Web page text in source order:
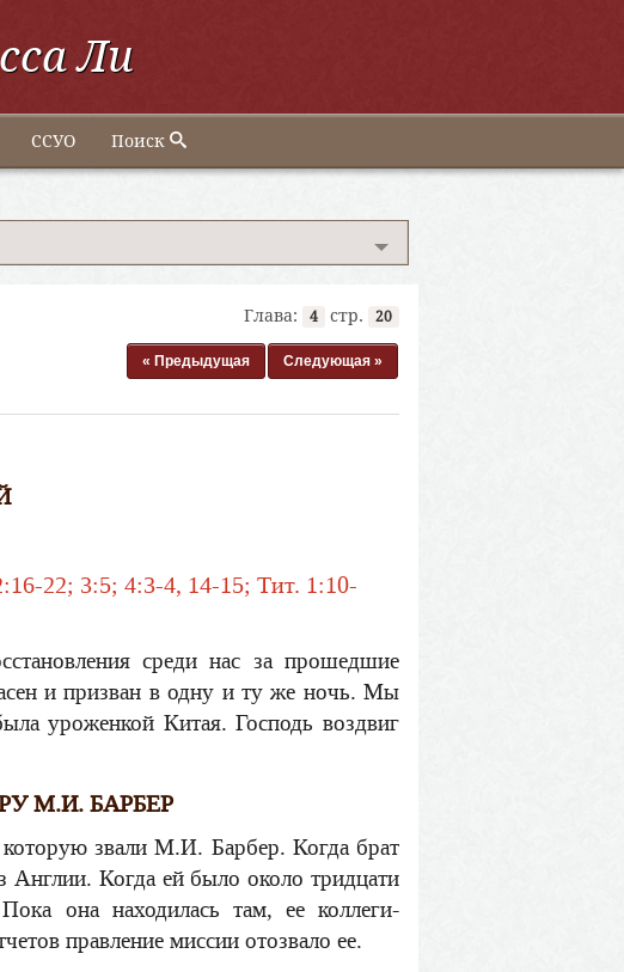
Ли
ССУО Поиск
Глава: 4 стр. 20
« Предыдущая Следующая »
22; 3:5; 4:3-4, 14-15; Тит. 1:10-
среди нас за прошедшие
и призван в одну и ту же ночь. Мы
уроженкой Китая. Господь воздвиг
М.И. БАРБЕР
звали М.И. Барбер. Когда брат
Англии. Когда ей было около тридцати
она находилась там, ее коллеги-
правление миссии отозвало ее.